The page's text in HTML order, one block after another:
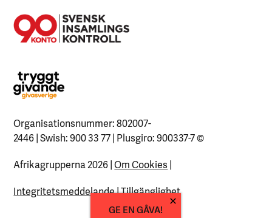
Organisationsnummer: 802007-
2446 | Swish: 900 33 77 | Plusgiro: 900337-7©
Afrikagrupperna 2026 |Om Cookies |
Integritetsmeddelande|Tillgänglighet
GE EN GÅVA!